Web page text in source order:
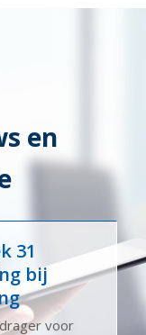
en
31
bij
voor